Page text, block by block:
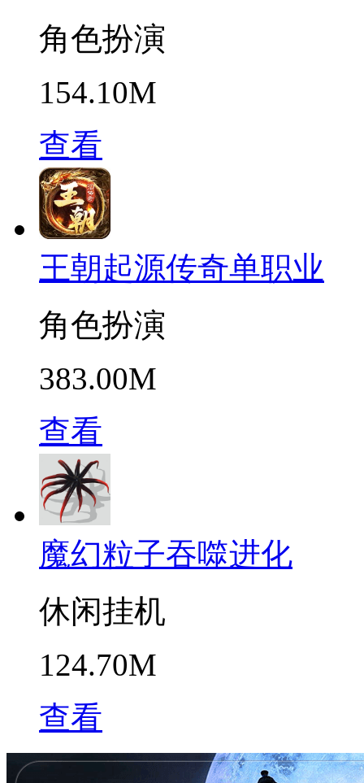
角色扮演
154.10M
查看
王朝起源传奇单职业
角色扮演
383.00M
查看
魔幻粒子吞噬进化
休闲挂机
124.70M
查看